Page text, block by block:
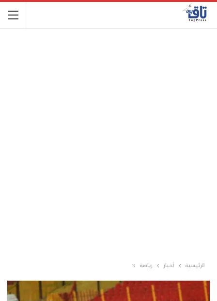
الرئيسية أخبار رياضة